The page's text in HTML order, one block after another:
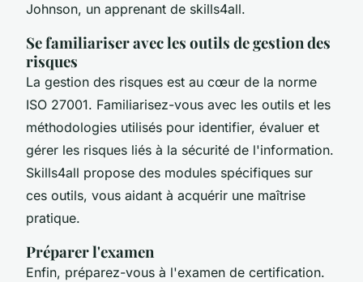
Johnson, un apprenant de skills4all.
Se familiariser avec les outils de gestion des
risques
La gestion des risques est au cœur de la norme
ISO 27001. Familiarisez-vous avec les outils et les
méthodologies utilisés pour identifier, évaluer et
gérer les risques liés à la sécurité de l'information.
Skills4all propose des modules spécifiques sur
ces outils, vous aidant à acquérir une maîtrise
pratique.
Préparer l'examen
Enfin, préparez-vous à l'examen de certification.